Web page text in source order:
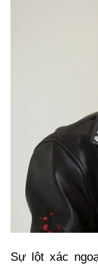
Sự lột xác